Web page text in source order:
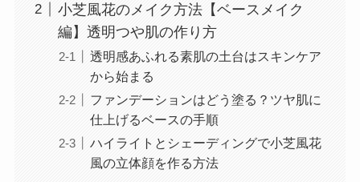
小芝風花のメイク方法【ベースメイク
編】透明つや肌の作り方
透明感あふれる素肌の土台はスキンケア
から始まる
ファンデーションはどう塗る？ツヤ肌に
仕上げるベースの手順
ハイライトとシェーディングで小芝風花
風の立体顔を作る方法